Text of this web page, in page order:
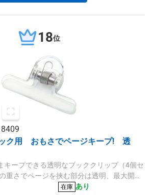
18位
ク用 おもさでページキープ! 透
キープできる透明なブッククリップ（4個セ
重さでページを挟む部分は透明、最大開口
楽譜に適しています。
在庫 あり